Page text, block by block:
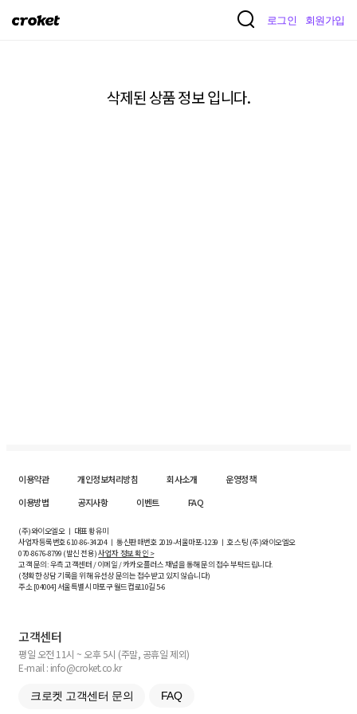
크
로그인 회원가입
삭제된 상품 정보 입니다.
이용약관 개인정보처리방침 회사소개
운영정책
이용방법
공지사항 이벤트 FAQ
(주)와이오엘오 ㅣ 대표 황유미
사업자등록번호610-86-34204ㅣ 통신판매번호 2019-서울마포-1239 ㅣ 호스팅 (주)와이오엘오
070-8676-8799 (발신 전용)사업자 정보 확인 >
고객 문의: 우측 고객센터 / 이메일 / 카카오플러스 채널을 통해 문의 접수 부탁드립니다.
(정확한 상담 기록을 위해 유선상 문의는 접수받고 있지 않습니다)
주소 [04004] 서울특별시 마포구 월드컵로10길5-6
고객센터
평일 오전 11시 ~ 오후 5시 (주말, 공휴일 제외)
E-mail : info@croket.co.kr
크로켓 고객센터 문의 FAQ